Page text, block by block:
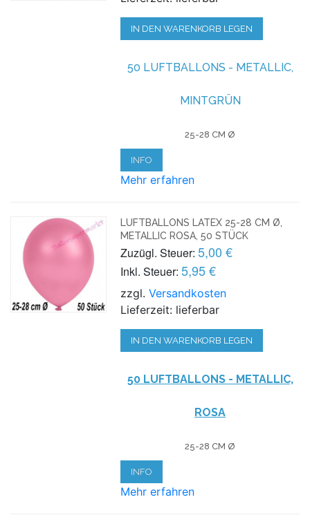
IN DEN WARENKORB LEGEN
50 LUFTBALLONS - METALLIC,
MINTGRÜN
25-28 CM Ø
INFO
Mehr erfahren
LUFTBALLONS LATEX 25-28 CM Ø,
METALLIC ROSA, 50 STÜCK
Zuzügl. Steuer: 5,00 €
Inkl. Steuer: 5,95 €
zzgl.Versandkosten
Lieferzeit: lieferbar
IN DEN WARENKORB LEGEN
50 LUFTBALLONS - METALLIC,
ROSA
25-28 CM Ø
INFO
Mehr erfahren